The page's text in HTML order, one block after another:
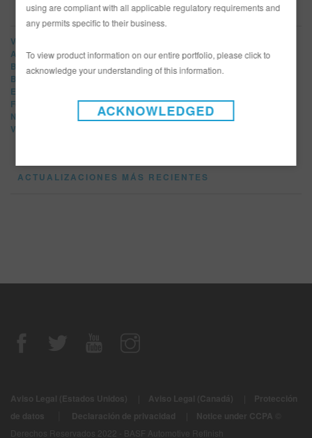
NUEVAS CATEGORÍAS
Ver Todos
Artículo
Boletín Informativo
Boletines
Eventos
Ferias comerciales
Nuevos Productos
Vídeo
ACTUALIZACIONES MÁS RECIENTES
using are compliant with all applicable regulatory requirements and
any permits specific to their business.
To view product information on our entire portfolio, please click to
acknowledge your understanding of this information.
ACKNOWLEDGED